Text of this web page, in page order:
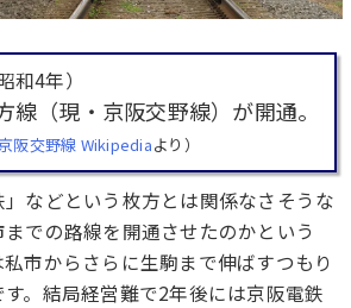
和4年）
線（現・京阪交野線）が開通。
京阪交野線 Wikipediaより）
などという枚方とは関係なさそうな
での路線を開通させたのかという
市からさらに生駒まで伸ばすつもり
。結局経営難で2年後には京阪電鉄